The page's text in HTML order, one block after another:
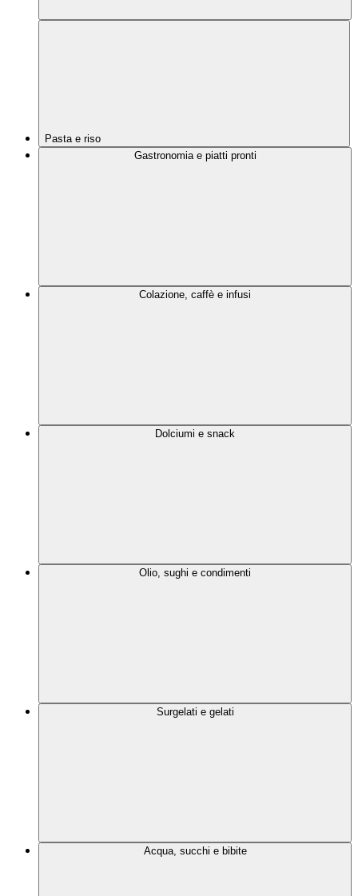
Pasta e riso
Gastronomia e piatti pronti
Colazione, caffè e infusi
Dolciumi e snack
Olio, sughi e condimenti
Surgelati e gelati
Acqua, succhi e bibite